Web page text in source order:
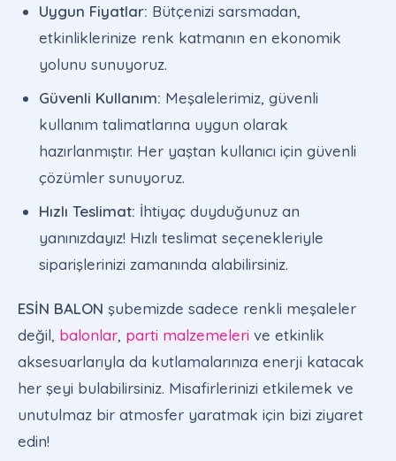
Uygun Fiyatlar: Bütçenizi sarsmadan,
etkinliklerinize renk katmanın en ekonomik
yolunu sunuyoruz.
Güvenli Kullanım: Meşalelerimiz, güvenli
kullanım talimatlarına uygun olarak
hazırlanmıştır. Her yaştan kullanıcı için güvenli
çözümler sunuyoruz.
Hızlı Teslimat: İhtiyaç duyduğunuz an
yanınızdayız! Hızlı teslimat seçenekleriyle
siparişlerinizi zamanında alabilirsiniz.
ESİN BALON şubemizde sadece renkli meşaleler
değil, balonlar, parti malzemeleri ve etkinlik
aksesuarlarıyla da kutlamalarınıza enerji katacak
her şeyi bulabilirsiniz. Misafirlerinizi etkilemek ve
unutulmaz bir atmosfer yaratmak için bizi ziyaret
edin!